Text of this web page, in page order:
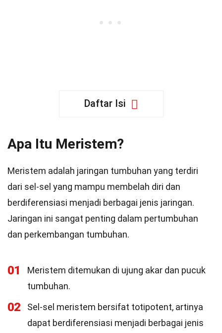
Daftar Isi
Apa Itu Meristem?
Meristem adalah jaringan tumbuhan yang terdiri
dari sel-sel yang mampu membelah diri dan
berdiferensiasi menjadi berbagai jenis jaringan.
Jaringan ini sangat penting dalam pertumbuhan
dan perkembangan tumbuhan.
01
Meristem ditemukan di ujung akar dan pucuk
tumbuhan.
02
Sel-sel meristem bersifat totipotent, artinya
dapat berdiferensiasi menjadi berbagai jenis